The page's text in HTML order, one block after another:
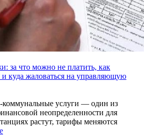
за что можно не платить, как
и куда жаловаться на управляющую
услуги — один из
неопределенности для
растут, тарифы меняются